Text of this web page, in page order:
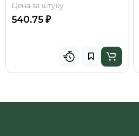
Цена за штуку
540.75 ₽